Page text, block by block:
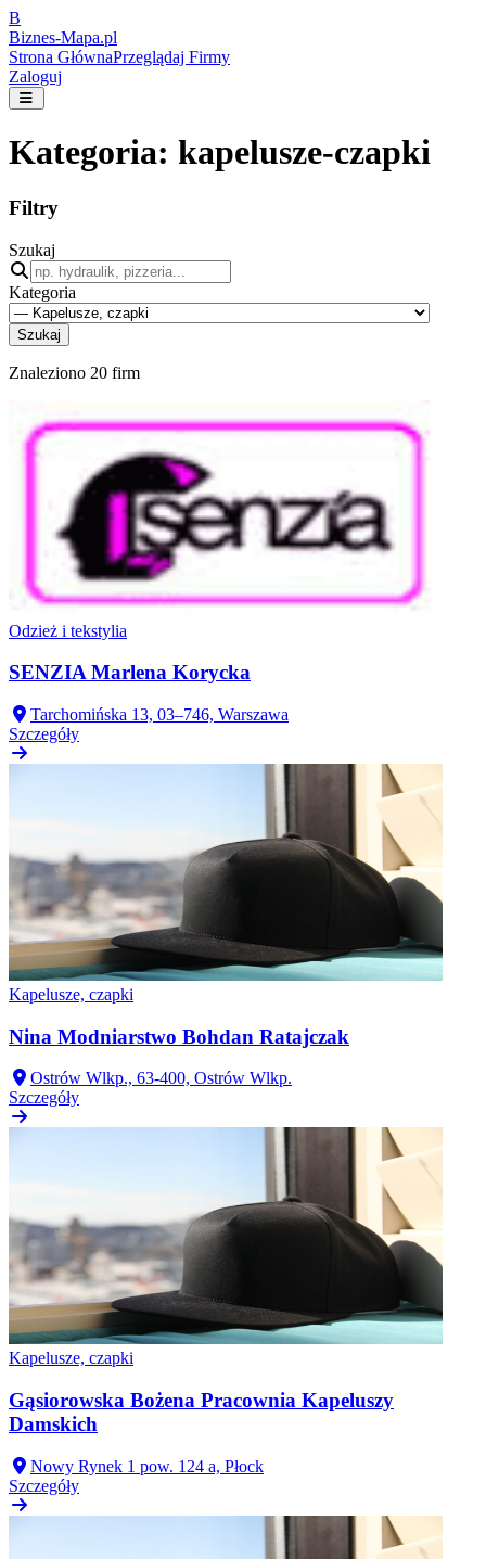
B
Biznes-Mapa.pl
Strona GłównaPrzeglądaj Firmy
Zaloguj
Kategoria: kapelusze-czapki
Filtry
Szukaj
Kategoria
Szukaj
Znaleziono 20 firm
Odzież i tekstylia
SENZIA Marlena Korycka
Tarchomińska 13, 03–746, Warszawa
Szczegóły
Kapelusze, czapki
Nina Modniarstwo Bohdan Ratajczak
Ostrów Wlkp., 63-400, Ostrów Wlkp.
Szczegóły
Kapelusze, czapki
Gąsiorowska Bożena Pracownia Kapeluszy
Damskich
Nowy Rynek 1 pow. 124 a, Płock
Szczegóły